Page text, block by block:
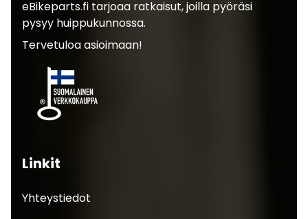
eBikeparts.fi tarjoaa ratkaisut, joilla pyöräsi
pysyy huippukunnossa.
Tervetuloa asioimaan!
Linkit
Yhteystiedot